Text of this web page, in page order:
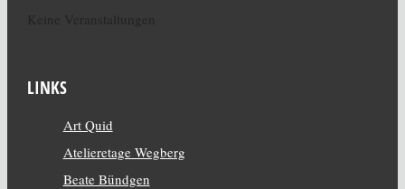
LINKS
Art Quid
Atelieretage Wegberg
Beate Bündgen